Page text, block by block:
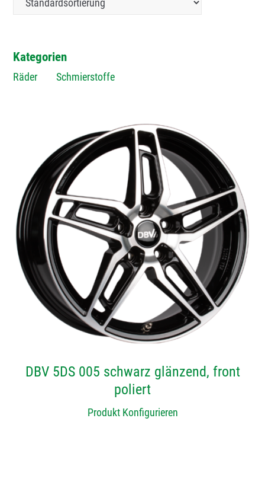
Kategorien
Räder Schmierstoffe
DBV 5DS 005 schwarz glänzend, front
poliert
Produkt Konfigurieren